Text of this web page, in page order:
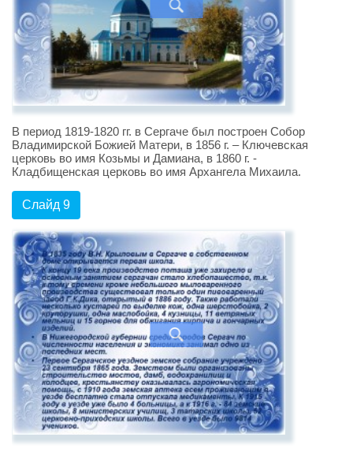
В период 1819-1820 гг. в Сергаче был построен Собор
Владимирской Божией Матери, в 1856 г. – Ключевская
церковь во имя Козьмы и Дамиана, в 1860 г. -
Кладбищенская церковь во имя Архангела Михаила.
Слайд 9